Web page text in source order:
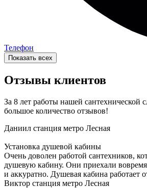
Телефон
Показать всех
Отзывы клиентов
За 8 лет работы нашей сантехнической
большое количество отзывов!
Даниил станция метро Лесная
Установка душевой кабины
Очень доволен работой сантехников,
душевую кабину. Они приехали
и аккуратно. Душевая кабина работает
Виктор станция метро Лесная